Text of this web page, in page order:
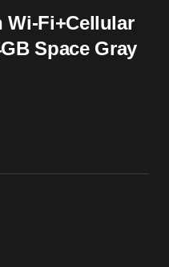
Wi-Fi+Cellular
Space Gray